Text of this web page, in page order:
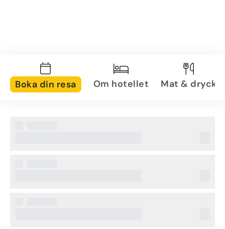
Boka din resa Om hotellet Mat & dryck